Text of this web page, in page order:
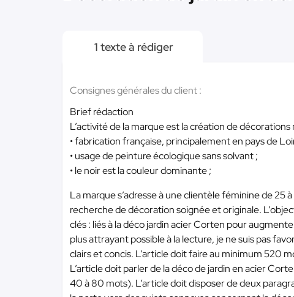
1 texte à rédiger
Consignes générales du client :
Brief rédaction
L’activité de la marque est la création de
• fabrication française, principalement en pays de
• usage de peinture écologique sans solvant ;
• le noir est la couleur dominante ;
La marque s’adresse à une clientèle féminine de 25
recherche de décoration soignée et originale.
clés : liés à la déco jardin acier Corten pour
plus attrayant possible à la lecture, je ne suis pas
clairs et concis. L’article doit faire au minimum 520
L’article doit parler de la déco de jardin en acier
40 à 80 mots). L’article doit disposer de deux